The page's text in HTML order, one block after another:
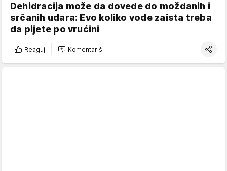
Dehidracija može da dovede do moždanih i
srčanih udara: Evo koliko vode zaista treba
da pijete po vrućini
Reaguj Komentariši